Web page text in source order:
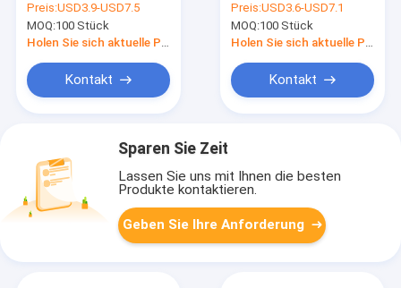
günstigen Preis
Preis:USD3.9-USD7.5
MOQ:100 Stück
Holen Sie sich aktuelle Preis
Kontakt
einem
wettbewerbsfähigen
Preis elektronische
Preis:USD3.6-USD7.1
MOQ:100 Stück
Holen Sie sich aktuelle Preis
Kontakt
Sparen Sie Zeit
Lassen Sie uns mit Ihnen die besten
Produkte kontaktieren.
Geben Sie Ihre Anforderung